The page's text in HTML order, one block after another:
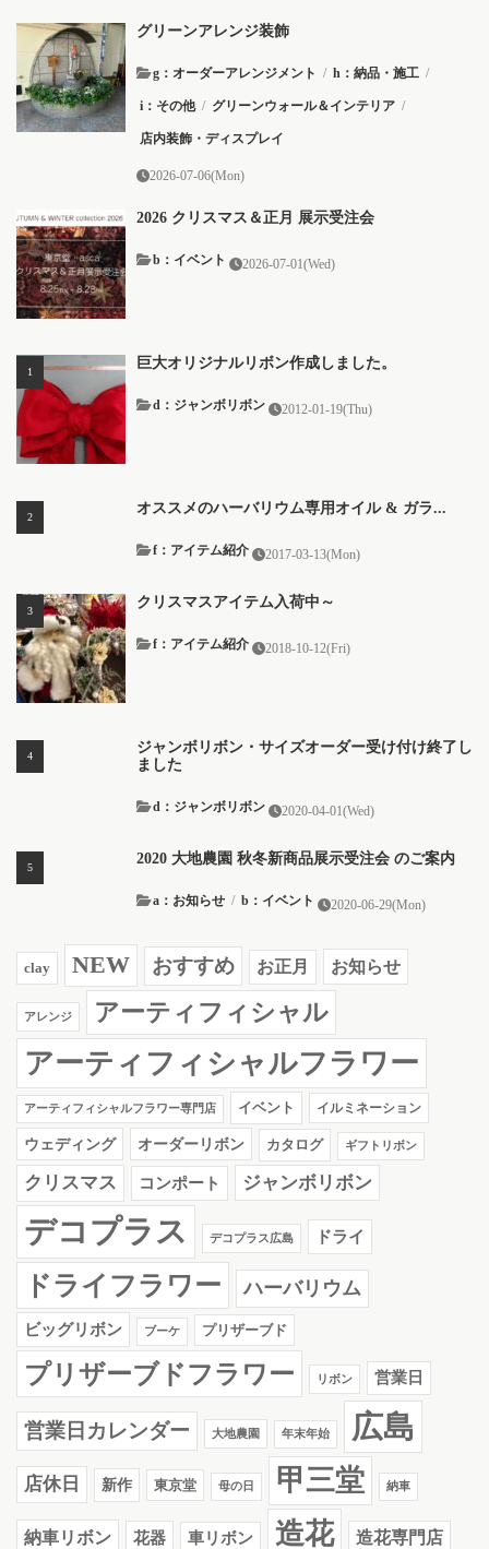
グリーンアレンジ装飾
g：オーダーアレンジメント / h：納品・施工 /
i：その他 / グリーンウォール＆インテリア /
店内装飾・ディスプレイ
2026-07-06(Mon)
2026 クリスマス＆正月 展示受注会
b：イベント 2026-07-01(Wed)
巨大オリジナルリボン作成しました。
2012-01-19(Thu)
d：ジャンボリボン
オススメのハーバリウム専用オイル & ガラ...
2017-03-13(Mon)
f：アイテム紹介
クリスマスアイテム入荷中～
2018-10-12(Fri)
f：アイテム紹介
ジャンボリボン・サイズオーダー受け付け終了し
ました
2020-04-01(Wed)
d：ジャンボリボン
2020 大地農園 秋冬新商品展示受注会 のご案内
2020-06-29(Mon)
a：お知らせ / b：イベント
clay NEW おすすめ お正月 お知らせ
アレンジ アーティフィシャル
アーティフィシャルフラワー
アーティフィシャルフラワー専門店 イベント イルミネーション
ウェディング オーダーリボン カタログ ギフトリボン
クリスマス コンポート ジャンボリボン
デコプラス デコプラス広島 ドライ
ドライフラワー ハーバリウム
ビッグリボン ブーケ プリザーブド
プリザーブドフラワー リボン 営業日
営業日カレンダー 大地農園 年末年始 広島
店休日 新作 東京堂 母の日 甲三堂 納車
納車リボン 花器 車リボン 造花 造花専門店